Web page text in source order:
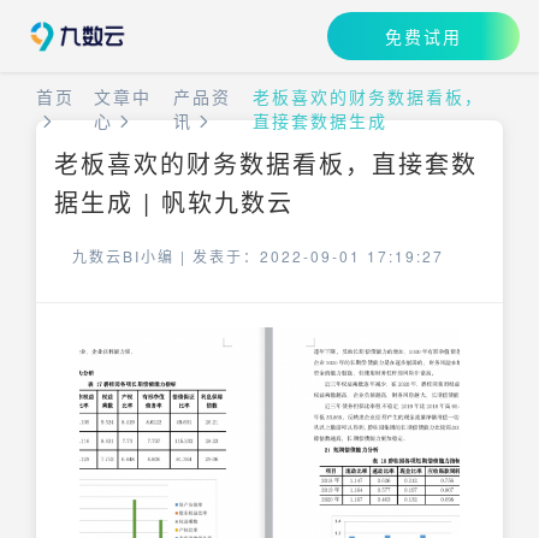
免费试用
首页
文章中
心
产品资
讯
老板喜欢的财务数据看板，
直接套数据生成
老板喜欢的财务数据看板，直接套数
据生成 | 帆软九数云
九数云BI小编 | 发表于：2022-09-01 17:19:27